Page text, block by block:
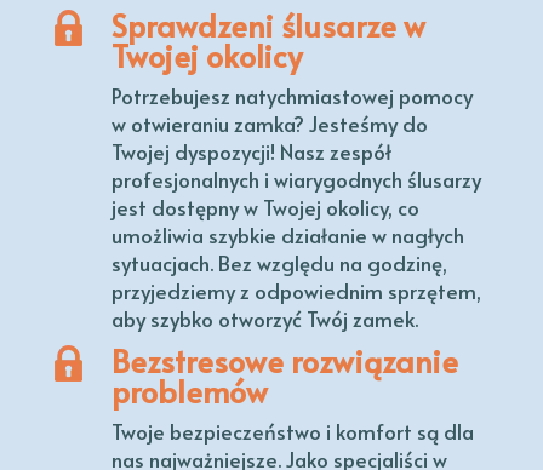
Sprawdzeni ślusarze w
Twojej okolicy
Potrzebujesz natychmiastowej pomocy
w otwieraniu zamka? Jesteśmy do
Twojej dyspozycji! Nasz zespół
profesjonalnych i wiarygodnych ślusarzy
jest dostępny w Twojej okolicy, co
umożliwia szybkie działanie w nagłych
sytuacjach. Bez względu na godzinę,
przyjedziemy z odpowiednim sprzętem,
aby szybko otworzyć Twój zamek.
Bezstresowe rozwiązanie
problemów
Twoje bezpieczeństwo i komfort są dla
nas najważniejsze. Jako specjaliści w